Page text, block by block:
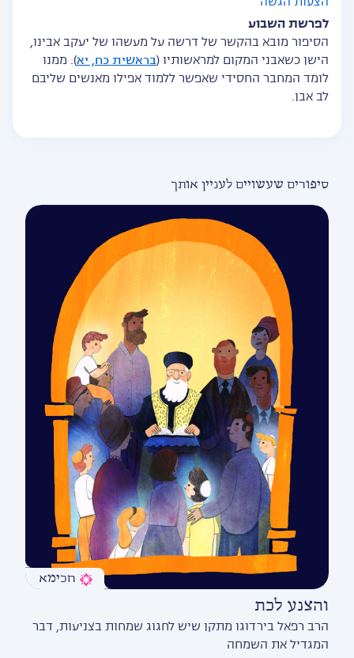
הצעות הגשה
לפרשת השבוע
הסיפור מובא בהקשר של דרשה על מעשהו של יעקב אבינו,
הישן כשאבני המקום למראשותיו (בראשית כח, יא). ממנו
לומד המחבר החסידי שאפשר ללמוד אפילו מאנשים שליבם
לב אבן.
סיפורים שעשויים לעניין אותך
חכימא
והצנע לכת
הרב רפאל בירדוגו מתקן שיש לחגוג שמחות בצניעות, דבר
המגדיל את השמחה